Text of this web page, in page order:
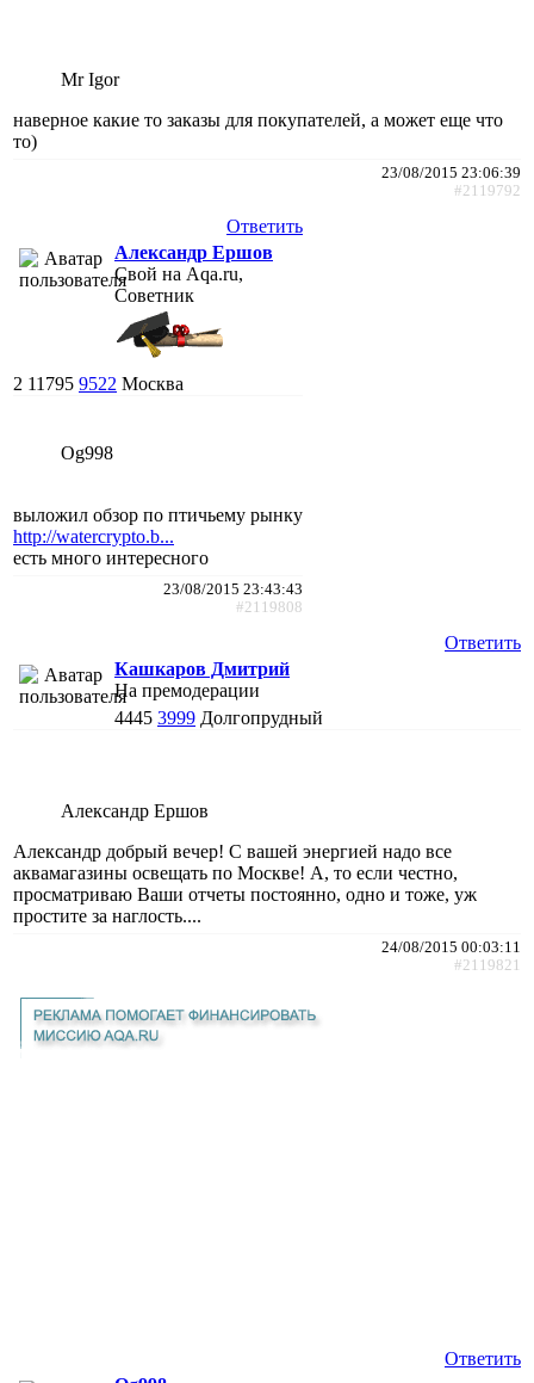
Mr Igor
наверное какие то заказы для покупателей, а может еще что
то)
23/08/2015 23:06:39
#2119792
Ответить
Александр Ершов
Свой на Aqa.ru,
Советник
2 11795 9522 Москва
Og998
выложил обзор по птичьему рынку
http://watercrypto.b...
есть много интересного
23/08/2015 23:43:43
#2119808
Ответить
Кашкаров Дмитрий
На премодерации
4445 3999 Долгопрудный
Александр Ершов
Александр добрый вечер! С вашей энергией надо все
аквамагазины освещать по Москве! А, то если честно,
просматриваю Ваши отчеты постоянно, одно и тоже, уж
простите за наглость....
24/08/2015 00:03:11
#2119821
Ответить